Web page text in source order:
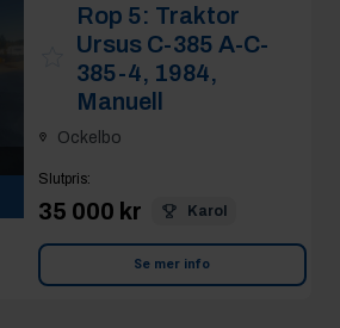
Rop 5: Traktor
Ursus C-385 A-C-
385-4, 1984,
Manuell
Ockelbo
Slutpris:
35 000 kr Karol
Se mer info